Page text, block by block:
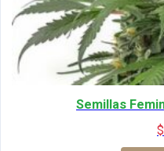
Semillas
$